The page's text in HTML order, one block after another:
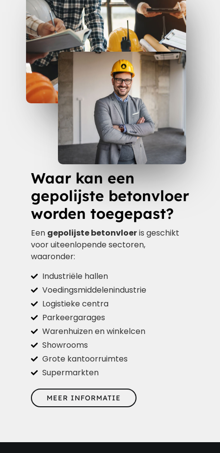
Waar kan een
gepolijste betonvloer
worden toegepast?
Een gepolijste betonvloeris geschikt
voor uiteenlopende sectoren,
waaronder:
Industriële hallen
Voedingsmiddelenindustrie
Logistieke centra
Parkeergarages
Warenhuizen en winkelcen
Showrooms
Grote kantoorruimtes
Supermarkten
MEER INFORMATIE